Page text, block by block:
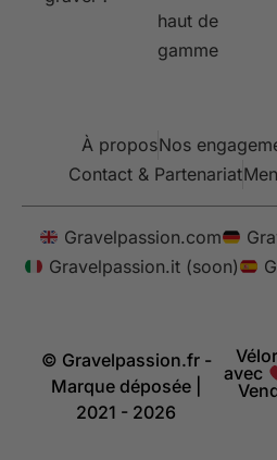
haut de
gamme
À proposNos
Contact & Partenariat
Gravelpassion.com
Gravelpassion.it (soon)
© Gravelpassion.fr -
Marque déposée |
2021 - 2026
avec